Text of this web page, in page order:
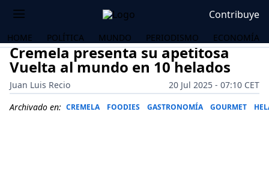
Contribuye
HOME POLÍTICA MUNDO PERIODISMO ECONOMÍA
Cremela presenta su apetitosa
Vuelta al mundo en 10 helados
Juan Luis Recio
20 Jul 2025 - 07:10 CET
Archivado en: CREMELA FOODIES GASTRONOMÍA GOURMET